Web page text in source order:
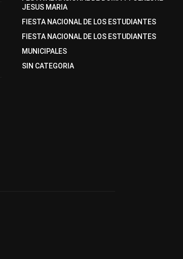
JESUS MARIA
FIESTA NACIONAL DE LOS ESTUDIANTES
FIESTA NACIONAL DE LOS ESTUDIANTES
MUNICIPALES
SIN CATEGORIA